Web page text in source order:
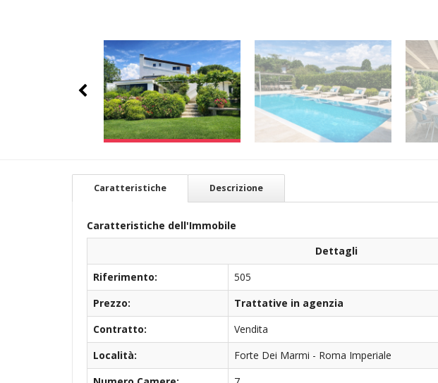
Caratteristiche Descrizione
Caratteristiche dell'Immobile
Dettagli
Riferimento:
505
Prezzo:
Trattative in agenzia
Contratto:
Vendita
Località:
Forte Dei Marmi - Roma Imperiale